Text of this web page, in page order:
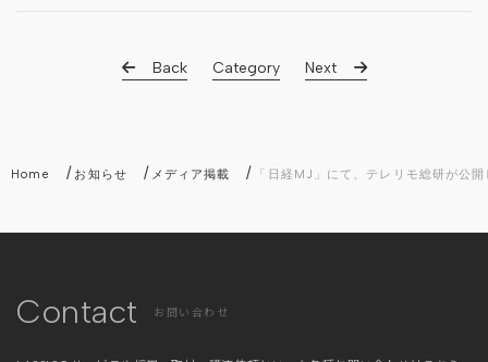
Back Category Next
Home / お知らせ / メディア掲載 / 「日経MJ」にて、テレリモ総研が公
Contact お問い合わせ